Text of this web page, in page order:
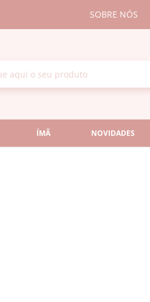
SOBRE NÓS
ÍMÃ NOVIDADES